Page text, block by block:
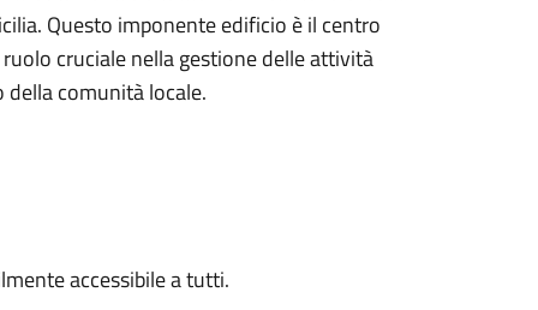
Questo imponente edificio è il centro
cruciale nella gestione delle attività
comunità locale.
accessibile a tutti.